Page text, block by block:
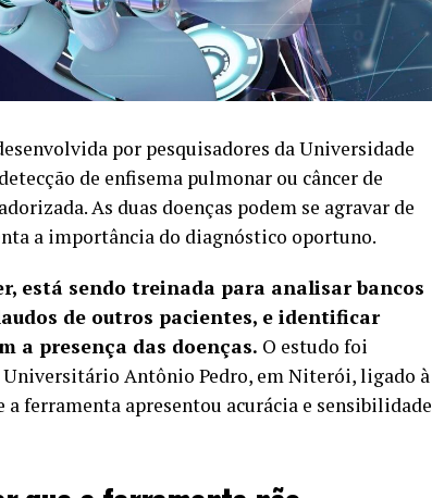
por pesquisadores da Universidade
de enfisema pulmonar ou câncer de
As duas doenças podem se agravar de
a importância do diagnóstico oportuno.
está sendo treinada para analisar bancos
de outros pacientes, e identificar
a presença das doenças. O estudo foi
Antônio Pedro, em Niterói, ligado à
ferramenta apresentou acurácia e sensibilidade